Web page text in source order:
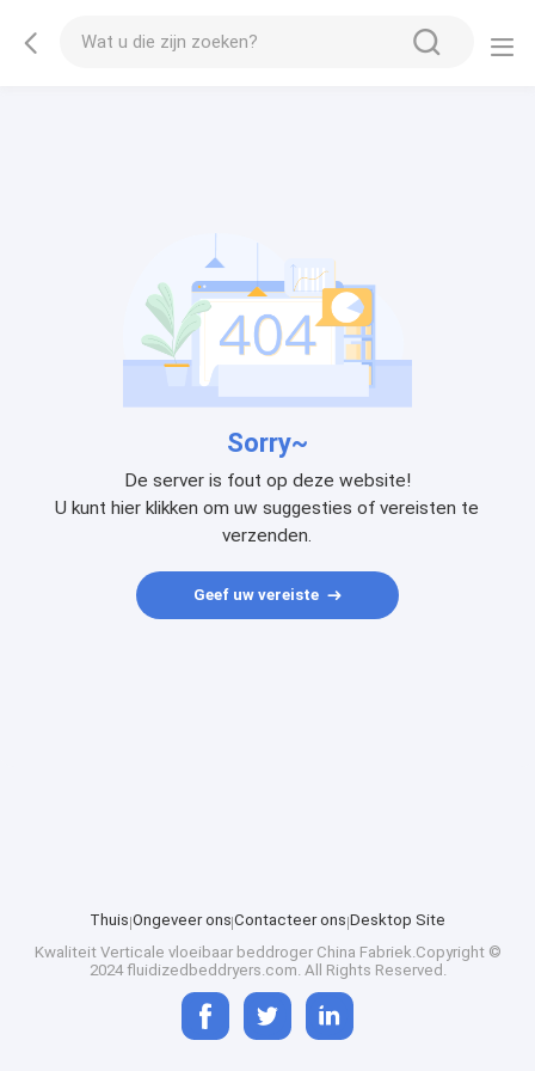
Sorry~
De server is fout op deze website!
U kunt hier klikken om uw suggesties of vereisten te
verzenden.
Geef uw vereiste
Thuis Ongeveer ons Contacteer ons Desktop Site
Kwaliteit Verticale vloeibaar beddrogerChina Fabriek.Copyright ©
2024 fluidizedbeddryers.com. All Rights Reserved.